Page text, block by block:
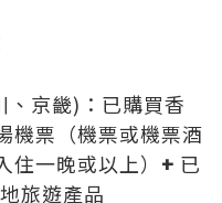
京畿)：已購買香
機票（機票或機票酒
一晚或以上） + 已
旅遊產品